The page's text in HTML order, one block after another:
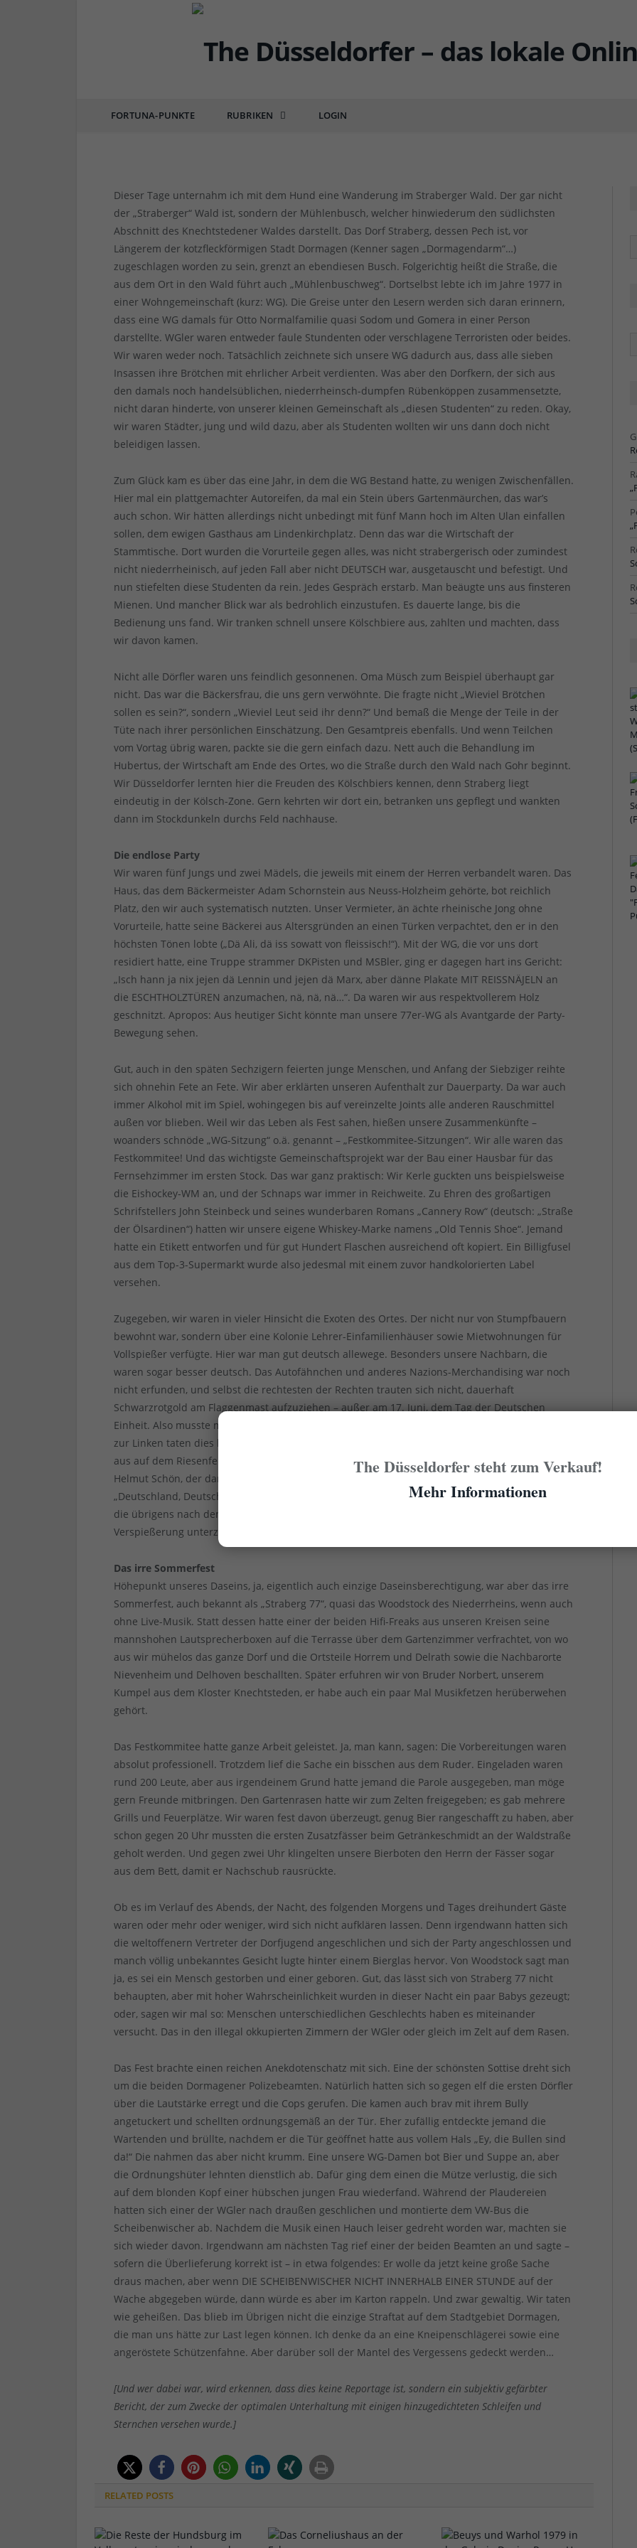
FORTUNA-PUNKTE RUBRIKEN LOGIN
DÜSSEL-HISTÖRCHEN
Stadtgeschichte: Die Straße der Patrioten – oder:
Dieser Tage unternahm ich mit dem Hund eine Wanderung im Straberger Wald. Der gar nicht
der „Straberger“ Wald ist, sondern der Mühlenbusch, welcher hinwiederum den südlichsten
Abschnitt des Knechtstedener Waldes darstellt. Das Dorf Straberg, dessen Pech ist, vor
Längerem der kotzfleckförmigen Stadt Dormagen (Kenner sagen „Dormagendarm“…)
zugeschlagen worden zu sein, grenzt an ebendiesen Busch. Folgerichtig heißt die Straße, die
aus dem Ort in den Wald führt auch „Mühlenbuschweg“. Dortselbst lebte ich im Jahre 1977 in
einer Wohngemeinschaft (kurz: WG). Die Greise unter den Lesern werden sich daran erinnern,
dass eine WG damals für Otto Normalfamilie quasi Sodom und Gomera in einer Person
darstellte. WGler waren entweder faule Stundenten oder verschlagene Terroristen oder beides.
Wir waren weder noch. Tatsächlich zeichnete sich unsere WG dadurch aus, dass alle sieben
Insassen ihre Brötchen mit ehrlicher Arbeit verdienten. Was aber den Dorfkern, der sich aus
den damals noch handelsüblichen, niederrheinsch-dumpfen Rübenköppen zusammensetzte,
nicht daran hinderte, von unserer kleinen Gemeinschaft als „diesen Studenten“ zu reden. Okay,
wir waren Städter, jung und wild dazu, aber als Studenten wollten wir uns dann doch nicht
beleidigen lassen.
Zum Glück kam es über das eine Jahr, in dem die WG Bestand hatte, zu wenigen Zwischenfällen.
Hier mal ein plattgemachter Autoreifen, da mal ein Stein übers Gartenmäurchen, das war’s
auch schon. Wir hätten allerdings nicht unbedingt mit fünf Mann hoch im Alten Ulan einfallen
sollen, dem ewigen Gasthaus am Lindenkirchplatz. Denn das war die Wirtschaft der
Stammtische. Dort wurden die Vorurteile gegen alles, was nicht strabergerisch oder zumindest
nicht niederrheinisch, auf jeden Fall aber nicht DEUTSCH war, ausgetauscht und befestigt. Und
nun stiefelten diese Studenten da rein. Jedes Gespräch erstarb. Man beäugte uns aus finsteren
Mienen. Und mancher Blick war als bedrohlich einzustufen. Es dauerte lange, bis die
Bedienung uns fand. Wir tranken schnell unsere Kölschbiere aus, zahlten und machten, dass
wir davon kamen.
Nicht alle Dörfler waren uns feindlich gesonnenen. Oma Müsch zum Beispiel überhaupt gar
nicht. Das war die Bäckersfrau, die uns gern verwöhnte. Die fragte nicht „Wieviel Brötchen
sollen es sein?“, sondern „Wieviel Leut seid ihr denn?“ Und bemaß die Menge der Teile in der
Tüte nach ihrer persönlichen Einschätzung. Den Gesamtpreis ebenfalls. Und wenn Teilchen
vom Vortag übrig waren, packte sie die gern einfach dazu. Nett auch die Behandlung im
Hubertus, der Wirtschaft am Ende des Ortes, wo die Straße durch den Wald nach Gohr beginnt.
Wir Düsseldorfer lernten hier die Freuden des Kölschbiers kennen, denn Straberg liegt
eindeutig in der Kölsch-Zone. Gern kehrten wir dort ein, betranken uns gepflegt und wankten
dann im Stockdunkeln durchs Feld nachhause.
Die endlose Party
Wir waren fünf Jungs und zwei Mädels, die jeweils mit einem der Herren verbandelt waren. Das
Haus, das dem Bäckermeister Adam Schornstein aus Neuss-Holzheim gehörte, bot reichlich
Platz, den wir auch systematisch nutzten. Unser Vermieter, än ächte rheinische Jong ohne
Vorurteile, hatte seine Bäckerei aus Altersgründen an einen Türken verpachtet, den er in den
höchsten Tönen lobte („Dä Ali, dä iss sowatt von fleissisch!“). Mit der WG, die vor uns dort
residiert hatte, eine Truppe strammer DKPisten und MSBler, ging er dagegen hart ins Gericht:
„Isch hann ja nix jejen dä Lennin und jejen dä Marx, aber dänne Plakate MIT REISSNÄJELN an
die ESCHTHOLZTÜREN anzumachen, nä, nä, nä…“. Da waren wir aus respektvollerem Holz
geschnitzt. Apropos: Aus heutiger Sicht könnte man unsere 77er-WG als Avantgarde der Party-
Bewegung sehen.
Gut, auch in den späten Sechzigern feierten junge Menschen, und Anfang der Siebziger reihte
sich ohnehin Fete an Fete. Wir aber erklärten unseren Aufenthalt zur Dauerparty. Da war auch
immer Alkohol mit im Spiel, wohingegen bis auf vereinzelte Joints alle anderen Rauschmittel
außen vor blieben. Weil wir das Leben als Fest sahen, hießen unsere Zusammenkünfte –
woanders schnöde „WG-Sitzung“ o.ä. genannt – „Festkommitee-Sitzungen“. Wir alle waren das
Festkommitee! Und das wichtigste Gemeinschaftsprojekt war der Bau einer Hausbar für das
Fernsehzimmer im ersten Stock. Das war ganz praktisch: Wir Kerle guckten uns beispielsweise
die Eishockey-WM an, und der Schnaps war immer in Reichweite. Zu Ehren des großartigen
Schrifstellers John Steinbeck und seines wunderbaren Romans „Cannery Row“ (deutsch: „Straße
der Ölsardinen“) hatten wir unsere eigene Whiskey-Marke namens „Old Tennis Shoe“. Jemand
hatte ein Etikett entworfen und für gut Hundert Flaschen ausreichend oft kopiert. Ein Billigfusel
aus dem Top-3-Supermarkt wurde also jedesmal mit einem zuvor handkolorierten Label
versehen.
Zugegeben, wir waren in vieler Hinsicht die Exoten des Ortes. Der nicht nur von Stumpfbauern
bewohnt war, sondern über eine Kolonie Lehrer-Einfamilienhäuser sowie Mietwohnungen für
Vollspießer verfügte. Hier war man gut deutsch allewege. Besonders unsere Nachbarn, die
waren sogar besser deutsch. Das Autofähnchen und anderes Nazions-Merchandising war noch
nicht erfunden, und selbst die rechtesten der Rechten trauten sich nicht, dauerhaft
Schwarzrotgold am Flaggenmast aufzuziehen – außer am 17. Juni, dem Tag der Deutschen
Einheit. Also musste man seine patriotischen Gefühlen andersartig rauslassen. Die Nachbarn
zur Linken taten dies bei den Spielen der Nationalmannschaft, die sie im Sommer vom Garten
aus auf dem Riesenfernseher in der guten Stube anschauten. Dabei feuerten sie die Jungs von
Helmut Schön, der damals noch Bunztrainer war, lautstark an und stimmten gern in
„Deutschland, Deutschland“-Rufe ein. Folgerichtig hießen sie bei uns nur „die Deutschlands“ –
die übrigens nach dem Ende der WG in unser schönes Haus umzogen und einer umfassenden
Verspießerung unterzogen, Windmühlchen im Vorgarten inklusive.
Das irre Sommerfest
Höhepunkt unseres Daseins, ja, eigentlich auch einzige Daseinsberechtigung, war aber das irre
Sommerfest, auch bekannt als „Straberg 77“, quasi das Woodstock des Niederrheins, wenn auch
ohne Live-Musik. Statt dessen hatte einer der beiden Hifi-Freaks aus unseren Kreisen seine
mannshohen Lautsprecherboxen auf die Terrasse über dem Gartenzimmer verfrachtet, von wo
aus wir mühelos das ganze Dorf und die Ortsteile Horrem und Delrath sowie die Nachbarorte
Nievenheim und Delhoven beschallten. Später erfuhren wir von Bruder Norbert, unserem
Kumpel aus dem Kloster Knechtsteden, er habe auch ein paar Mal Musikfetzen herüberwehen
gehört.
Das Festkommitee hatte ganze Arbeit geleistet. Ja, man kann, sagen: Die Vorbereitungen waren
absolut professionell. Trotzdem lief die Sache ein bisschen aus dem Ruder. Eingeladen waren
rund 200 Leute, aber aus irgendeinem Grund hatte jemand die Parole ausgegeben, man möge
gern Freunde mitbringen. Den Gartenrasen hatte wir zum Zelten freigegeben; es gab mehrere
Grills und Feuerplätze. Wir waren fest davon überzeugt, genug Bier rangeschafft zu haben, aber
schon gegen 20 Uhr mussten die ersten Zusatzfässer beim Getränkeschmidt an der Waldstraße
geholt werden. Und gegen zwei Uhr klingelten unsere Bierboten den Herrn der Fässer sogar
aus dem Bett, damit er Nachschub rausrückte.
Ob es im Verlauf des Abends, der Nacht, des folgenden Morgens und Tages dreihundert Gäste
waren oder mehr oder weniger, wird sich nicht aufklären lassen. Denn irgendwann hatten sich
die weltoffenern Vertreter der Dorfjugend angeschlichen und sich der Party angeschlossen und
manch völlig unbekanntes Gesicht lugte hinter einem Bierglas hervor. Von Woodstock sagt man
ja, es sei ein Mensch gestorben und einer geboren. Gut, das lässt sich von Straberg 77 nicht
behaupten, aber mit hoher Wahrscheinlichkeit wurden in dieser Nacht ein paar Babys gezeugt;
oder, sagen wir mal so: Menschen unterschiedlichen Geschlechts haben es miteinander
versucht. Das in den illegal okkupierten Zimmern der WGler oder gleich im Zelt auf dem Rasen.
Das Fest brachte einen reichen Anekdotenschatz mit sich. Eine der schönsten Sottise dreht sich
um die beiden Dormagener Polizebeamten. Natürlich hatten sich so gegen elf die ersten Dörfler
über die Lautstärke erregt und die Cops gerufen. Die kamen auch brav mit ihrem Bully
angetuckert und schellten ordnungsgemäß an der Tür. Eher zufällig entdeckte jemand die
Wartenden und brüllte, nachdem er die Tür geöffnet hatte aus vollem Hals „Ey, die Bullen sind
da!“ Die nahmen das aber nicht krumm. Eine unsere WG-Damen bot Bier und Suppe an, aber
die Ordnungshüter lehnten dienstlich ab. Dafür ging dem einen die Mütze verlustig, die sich
auf dem blonden Kopf einer hübschen jungen Frau wiederfand. Während der Plaudereien
hatten sich einer der WGler nach draußen geschlichen und montierte dem VW-Bus die
Scheibenwischer ab. Nachdem die Musik einen Hauch leiser gedreht worden war, machten sie
sich wieder davon. Irgendwann am nächsten Tag rief einer der beiden Beamten an und sagte –
sofern die Überlieferung korrekt ist – in etwa folgendes: Er wolle da jetzt keine große Sache
draus machen, aber wenn DIE SCHEIBENWISCHER NICHT INNERHALB EINER STUNDE auf der
Wache abgegeben würde, dann würde es aber im Karton rappeln. Und zwar gewaltig. Wir taten
wie geheißen. Das blieb im Übrigen nicht die einzige Straftat auf dem Stadtgebiet Dormagen,
die man uns hätte zur Last legen können. Ich denke da an eine Kneipenschlägerei sowie eine
angeröstete Schützenfahne. Aber darüber soll der Mantel des Vergessens gedeckt werden…
[Und wer dabei war, wird erkennen, dass dies keine Reportage ist, sondern ein subjektiv gefärbter
Bericht, der zum Zwecke der optimalen Unterhaltung mit einigen hinzugedichteten Schleifen und
Sternchen versehen wurde.]
RELATED POSTS
The Düsseldorfer steht zum Verkauf!
Mehr Informationen